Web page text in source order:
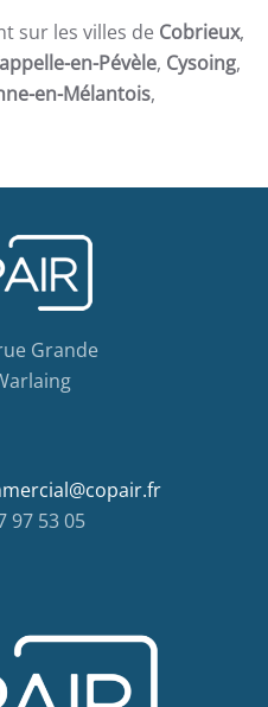
sur les villes de Cobrieux,
en-Pévèle, Cysoing,
en-Mélantois,
Grande
97 53 05